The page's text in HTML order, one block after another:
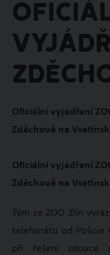
Oficiální vyjádření
Zděchově na
Oficiální vyjádření
Zděchově na
Tým ze ZOO Zlín
telefonátu od Policie
při řešení situace